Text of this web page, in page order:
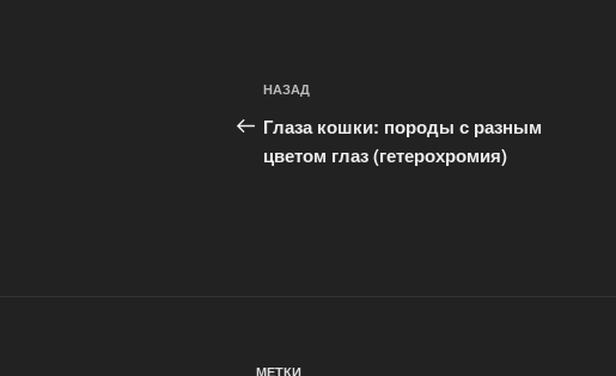
Навигация
по
записям
Предыдущая
запись:
НАЗАД
Глаза кошки: породы с разным
цветом глаз (гетерохромия)
МЕТКИ